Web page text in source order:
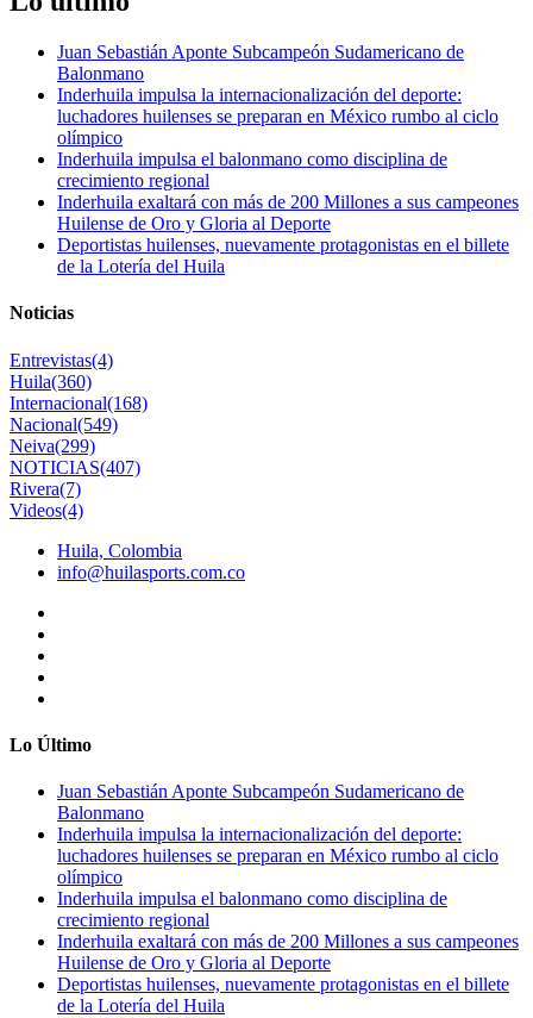
Juan Sebastián Aponte Subcampeón Sudamericano de
Balonmano
Inderhuila impulsa la internacionalización del deporte:
luchadores huilenses se preparan en México rumbo al ciclo
olímpico
Inderhuila impulsa el balonmano como disciplina de
crecimiento regional
Inderhuila exaltará con más de 200 Millones a sus campeones
Huilense de Oro y Gloria al Deporte
Deportistas huilenses, nuevamente protagonistas en el billete
de la Lotería del Huila
Noticias
Entrevistas(4)
Huila(360)
Internacional(168)
Nacional(549)
Neiva(299)
NOTICIAS(407)
Rivera(7)
Videos(4)
Huila, Colombia
info@huilasports.com.co
Lo Último
Juan Sebastián Aponte Subcampeón Sudamericano de
Balonmano
Inderhuila impulsa la internacionalización del deporte:
luchadores huilenses se preparan en México rumbo al ciclo
olímpico
Inderhuila impulsa el balonmano como disciplina de
crecimiento regional
Inderhuila exaltará con más de 200 Millones a sus campeones
Huilense de Oro y Gloria al Deporte
Deportistas huilenses, nuevamente protagonistas en el billete
de la Lotería del Huila